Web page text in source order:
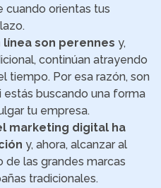
orientas tus
son perennes y,
continúan atrayendo
tiempo. Por esa razón, son
buscando una forma
tu empresa.
marketing digital ha
y, ahora, alcanzar al
de las grandes marcas
tradicionales.